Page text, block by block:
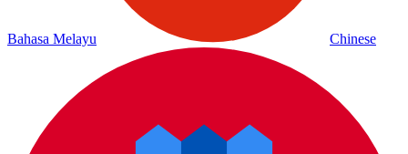
Bahasa Melayu Chinese